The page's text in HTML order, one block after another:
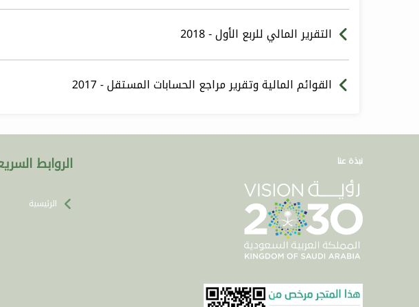
التقرير المالي للربع الأول - 2018
القوائم المالية وتقرير مراجع الحسابات المستقل - 2017
نبذة عنا الروابط
الرئيسية